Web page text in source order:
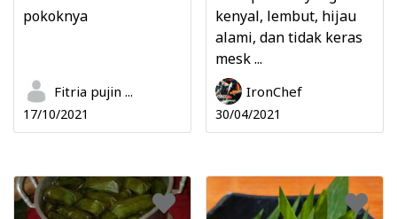
pokoknya
Fitria pujin ...
17/10/2021
kenyal, lembut, hijau
alami, dan tidak keras
mesk ...
IronChef
30/04/2021